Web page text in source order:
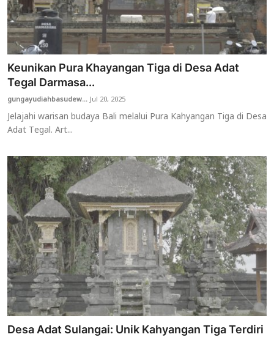
Keunikan Pura Khayangan Tiga di Desa Adat
Tegal Darmasa...
gungayudiahbasudew...Jul 20, 2025
Jelajahi warisan budaya Bali melalui Pura Kahyangan Tiga di Desa
Adat Tegal. Art...
Desa Adat Sulangai: Unik Kahyangan Tiga Terdiri